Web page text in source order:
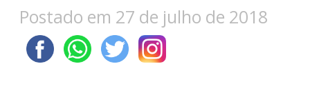
Postado em 27 de julho de 2018